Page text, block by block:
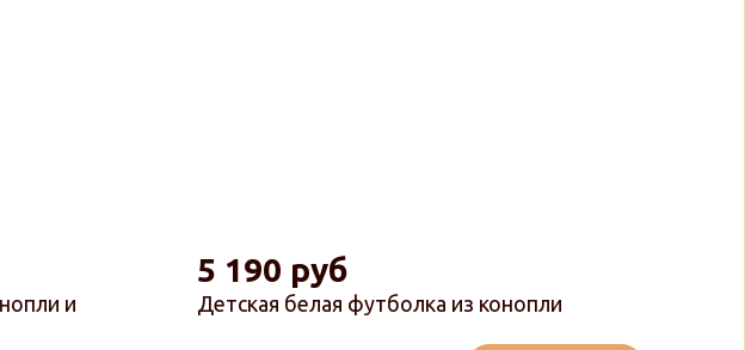
и
Детская белая футболка из конопли
5 190 руб